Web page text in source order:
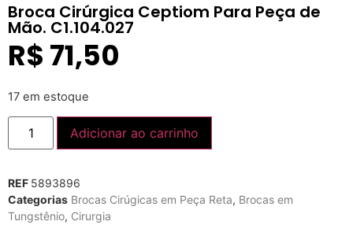
Broca Cirúrgica Ceptiom Para Peça de
Mão. C1.104.027
R$ 71,50
17 em estoque
Adicionar ao carrinho
REF 5893896
Categorias Brocas Cirúgicas em Peça Reta, Brocas em
Tungstênio, Cirurgia